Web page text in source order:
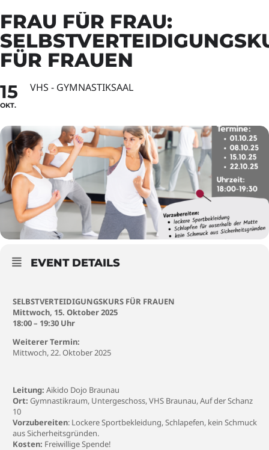
FRAU FÜR FRAU:
FÜR FRAUEN
15
OKT.
VHS - GYMNASTIKSAAL
EVENT DETAILS
SELBSTVERTEIDIGUNGSKURS FÜR FRAUEN
Mittwoch, 15. Oktober 2025
18:00 – 19:30 Uhr
Weiterer Termin:
Mittwoch, 22. Oktober 2025
Leitung: Aikido Dojo Braunau
Ort: Gymnastikraum, Untergeschoss, VHS Braunau, Auf der Schanz
10
Vorzubereiten: Lockere Sportbekleidung, Schlapefen, kein Schmuck
aus Sicherheitsgründen.
Kosten: Freiwillige Spende!